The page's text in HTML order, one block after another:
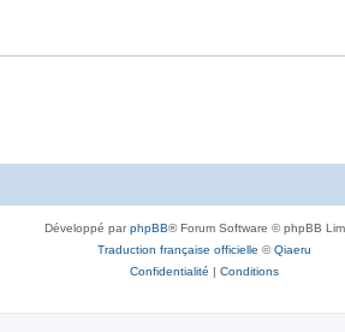
Développé parphpBB® Forum Software © phpBB
Traduction française officielle ©Qiaeru
Confidentialité
Conditions